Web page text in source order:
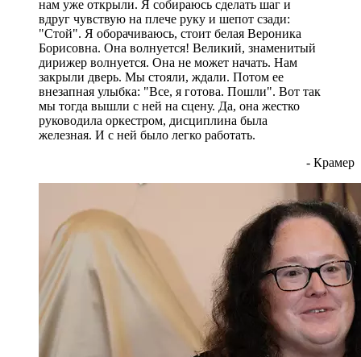
нам уже открыли. Я собираюсь сделать шаг и
вдруг чувствую на плече руку и шепот сзади:
"Стой". Я оборачиваюсь, стоит белая Вероника
Борисовна. Она волнуется! Великий, знаменитый
дирижер волнуется. Она не может начать. Нам
закрыли дверь. Мы стояли, ждали. Потом ее
внезапная улыбка: "Все, я готова. Пошли". Вот так
мы тогда вышли с ней на сцену. Да, она жестко
руководила оркестром, дисциплина была
железная. И с ней было легко работать.
- Крамер